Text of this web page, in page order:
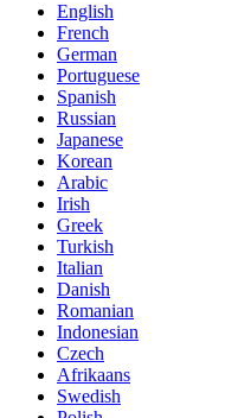
English
French
German
Portuguese
Spanish
Russian
Japanese
Korean
Arabic
Irish
Greek
Turkish
Italian
Danish
Romanian
Indonesian
Czech
Afrikaans
Swedish